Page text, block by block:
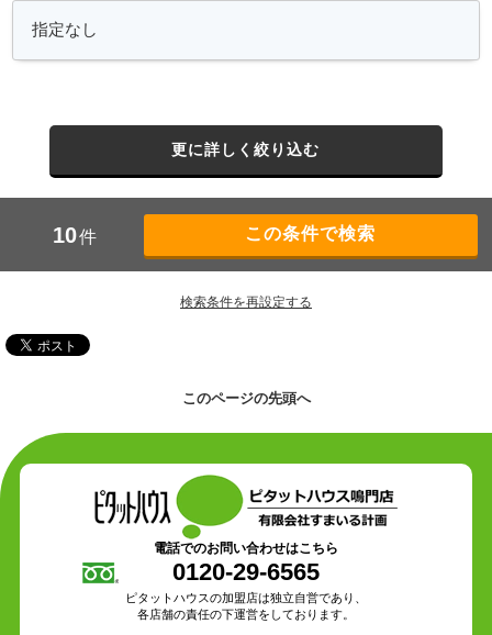
更に詳しく絞り込む
10件
検索条件を再設定する
このページの先頭へ
電話でのお問い合わせはこちら
0120-29-6565
ピタットハウスの加盟店は独立自営であり、
各店舗の責任の下運営をしております。